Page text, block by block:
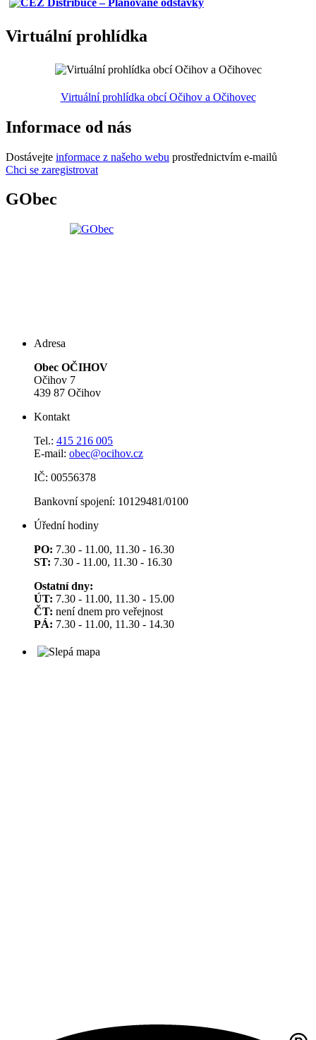
Virtuální prohlídka
Virtuální prohlídka obcí Očihov a Očihovec
Informace od nás
Dostávejte informace z našeho webu prostřednictvím e-mailů
Chci se zaregistrovat
GObec
Adresa
Obec OČIHOV
Očihov 7
439 87 Očihov
Kontakt
Tel.: 415 216 005
E-mail: obec@ocihov.cz
IČ: 00556378
Bankovní spojení: 10129481/0100
Úřední hodiny
PO: 7.30 - 11.00, 11.30 - 16.30
ST: 7.30 - 11.00, 11.30 - 16.30
Ostatní dny:
ÚT: 7.30 - 11.00, 11.30 - 15.00
ČT: není dnem pro veřejnost
PÁ: 7.30 - 11.00, 11.30 - 14.30